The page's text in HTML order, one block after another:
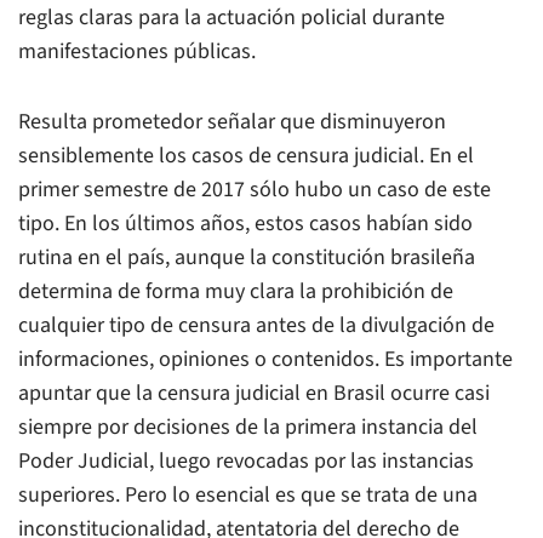
reglas claras para la actuación policial durante
manifestaciones públicas.
Resulta prometedor señalar que disminuyeron
sensiblemente los casos de censura judicial. En el
primer semestre de 2017 sólo hubo un caso de este
tipo. En los últimos años, estos casos habían sido
rutina en el país, aunque la constitución brasileña
determina de forma muy clara la prohibición de
cualquier tipo de censura antes de la divulgación de
informaciones, opiniones o contenidos. Es importante
apuntar que la censura judicial en Brasil ocurre casi
siempre por decisiones de la primera instancia del
Poder Judicial, luego revocadas por las instancias
superiores. Pero lo esencial es que se trata de una
inconstitucionalidad, atentatoria del derecho de